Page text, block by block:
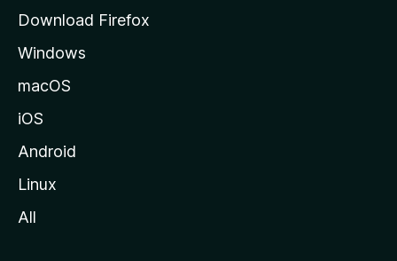
Download Firefox
Windows
macOS
iOS
Android
Linux
All